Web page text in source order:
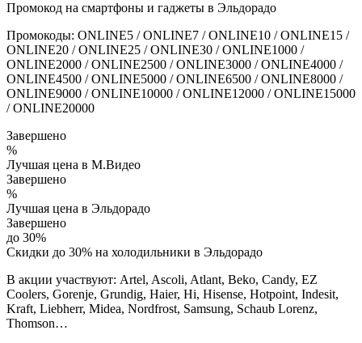
Промокод на смартфоны и гаджеты в Эльдорадо
Промокоды: ONLINE5 / ONLINE7 / ONLINE10 / ONLINE15 /
ONLINE20 / ONLINE25 / ONLINE30 / ONLINE1000 /
ONLINE2000 / ONLINE2500 / ONLINE3000 / ONLINE4000 /
ONLINE4500 / ONLINE5000 / ONLINE6500 / ONLINE8000 /
ONLINE9000 / ONLINE10000 / ONLINE12000 / ONLINE15000
/ ONLINE20000
Завершено
%
Лучшая цена в М.Видео
Завершено
%
Лучшая цена в Эльдорадо
Завершено
до 30%
Скидки до 30% на холодильники в Эльдорадо
В акции участвуют: Artel, Ascoli, Atlant, Beko, Candy, EZ
Coolers, Gorenje, Grundig, Haier, Hi, Hisense, Hotpoint, Indesit,
Kraft, Liebherr, Midea, Nordfrost, Samsung, Schaub Lorenz,
Thomson…